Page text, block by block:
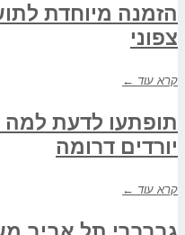
הזמנה מיוחדת
צפוני
קרא עוד ←
תופתעו לדעת למה
יורדים דרומה
קרא עוד ←